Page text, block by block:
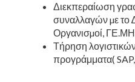
Διεκπεραίωση
συναλλαγών µε το
Οργανισµοί,
Τήρηση
προγράμματα(